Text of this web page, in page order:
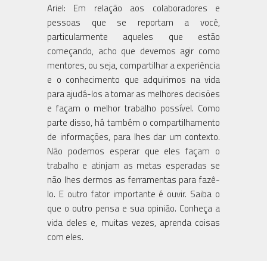
Ariel: Em relação aos colaboradores e
pessoas que se reportam a você,
particularmente aqueles que estão
começando, acho que devemos agir como
mentores, ou seja, compartilhar a experiência
e o conhecimento que adquirimos na vida
para ajudá-los a tomar as melhores decisões
e façam o melhor trabalho possível. Como
parte disso, há também o compartilhamento
de informações, para lhes dar um contexto.
Não podemos esperar que eles façam o
trabalho e atinjam as metas esperadas se
não lhes dermos as ferramentas para fazê-
lo. E outro fator importante é ouvir. Saiba o
que o outro pensa e sua opinião. Conheça a
vida deles e, muitas vezes, aprenda coisas
com eles.